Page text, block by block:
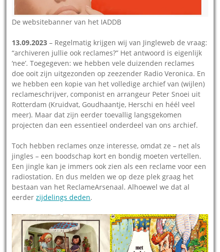
De websitebanner van het IADDB
13.09.2023 – Regelmatig krijgen wij van Jingleweb de vraag:
“archiveren jullie ook reclames?” Het antwoord is eigenlijk
‘nee’. Toegegeven: we hebben vele duizenden reclames
doe ooit zijn uitgezonden op zeezender Radio Veronica. En
we hebben een kopie van het volledige archief van (wijlen)
reclameschrijver, componist en arrangeur Peter Snoei uit
Rotterdam (Kruidvat, Goudhaantje, Herschi en héél veel
meer). Maar dat zijn eerder toevallig langsgekomen
projecten dan een essentieel onderdeel van ons archief.
Toch hebben reclames onze interesse, omdat ze – net als
jingles – een boodschap kort en bondig moeten vertellen.
Een jingle kan je immers ook zien als een reclame voor een
radiostation. En dus melden we op deze plek graag het
bestaan van het ReclameArsenaal. Alhoewel we dat al
eerderzijdelings deden.